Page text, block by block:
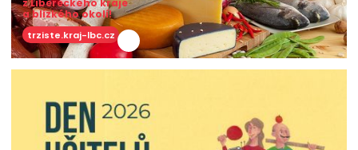
z Libereckého kraje
a blízkého okolí!
trziste.kraj-lbc.cz